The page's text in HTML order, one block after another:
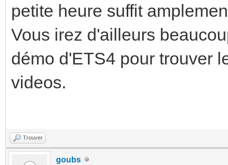
petite heure suffit
Vous irez d'ailleurs
démo d'ETS4 pour trouver
videos.
Trouver
goubs